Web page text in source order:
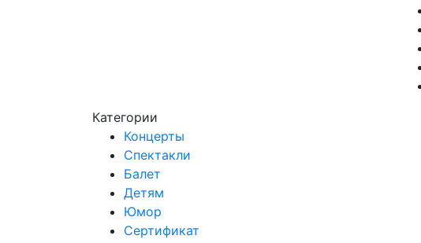
Категории
Концерты
Спектакли
Балет
Детям
Юмор
Сертификат